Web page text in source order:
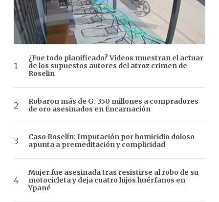
¿Fue todo planificado? Videos muestran el actuar
de los supuestos autores del atroz crimen de
Roselin
Robaron más de G. 350 millones a compradores
de oro asesinados en Encarnación
Caso Roselín: Imputación por homicidio doloso
apunta a premeditación y complicidad
Mujer fue asesinada tras resistirse al robo de su
motocicleta y deja cuatro hijos huérfanos en
Ypané